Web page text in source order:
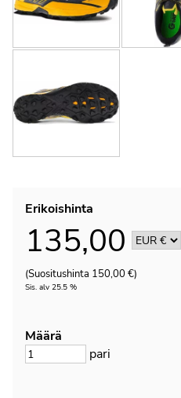
Erikoishinta
135,00
(Suositushinta 150,00 €)
Sis. alv 25.5 %
Määrä
pari